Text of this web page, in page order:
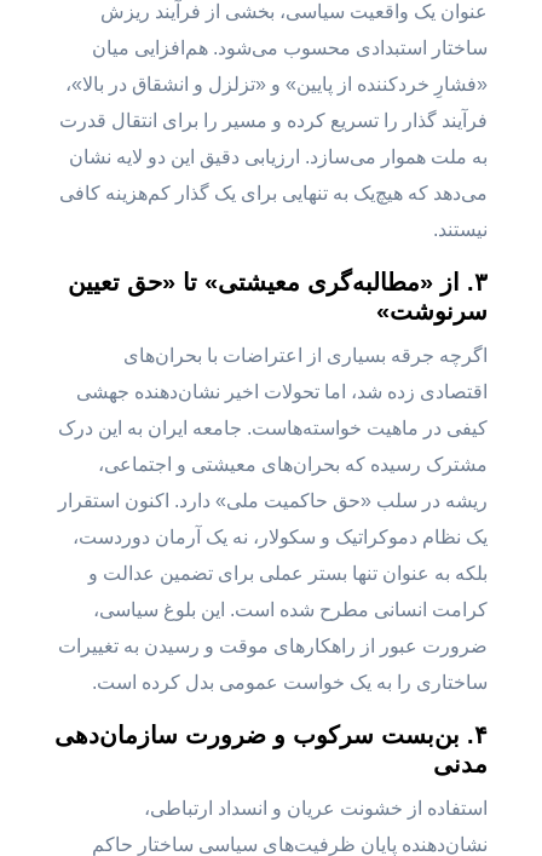
عنوان یک واقعیت سیاسی، بخشی از فرآیند ریزش
ساختار استبدادی محسوب می‌شود. هم‌افزایی میان
«فشارِ خردکننده از پایین» و «تزلزل و انشقاق در بالا»،
فرآیند گذار را تسریع کرده و مسیر را برای انتقال قدرت
به ملت هموار می‌سازد. ارزیابی دقیق این دو لایه نشان
می‌دهد که هیچ‌یک به تنهایی برای یک گذار کم‌هزینه کافی
نیستند.
۳. از «مطالبه‌گری معیشتی» تا «حق تعیین
سرنوشت»
اگرچه جرقه بسیاری از اعتراضات با بحران‌های
اقتصادی زده شد، اما تحولات اخیر نشان‌دهنده جهشی
کیفی در ماهیت خواسته‌هاست. جامعه ایران به این درک
مشترک رسیده که بحران‌های معیشتی و اجتماعی،
ریشه در سلب «حق حاکمیت ملی» دارد. اکنون استقرار
یک نظام دموکراتیک و سکولار، نه یک آرمان دوردست،
بلکه به عنوان تنها بستر عملی برای تضمین عدالت و
کرامت انسانی مطرح شده است. این بلوغ سیاسی،
ضرورت عبور از راهکارهای موقت و رسیدن به تغییرات
ساختاری را به یک خواست عمومی بدل کرده است.
۴. بن‌بست سرکوب و ضرورت سازمان‌دهی
مدنی
استفاده از خشونت عریان و انسداد ارتباطی،
نشان‌دهنده پایان ظرفیت‌های سیاسی ساختار حاکم